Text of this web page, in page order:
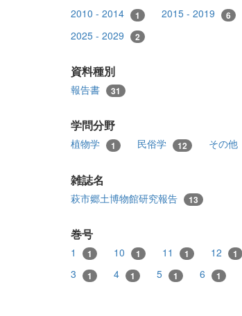
2010 - 2014 1 2015 - 2019 6
2025 - 2029 2
資料種別
報告書 31
学問分野
植物学 1 民俗学 12 その他
雑誌名
萩市郷土博物館研究報告 13
巻号
1 1 10 1 11 1 12 1
3 1 4 1 5 1 6 1